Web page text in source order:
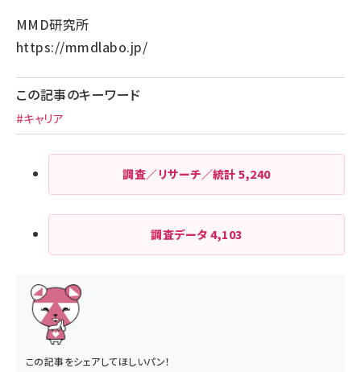
MMD研究所
https://mmdlabo.jp/
この記事のキーワード
#キャリア
調査／リサーチ／統計5,240
調査データ4,103
この記事をシェアしてほしいパン！